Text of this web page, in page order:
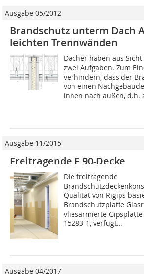
Ausgabe 05/2012
Brandschutz unterm Dach
leichten Trennwänden
Dächer haben aus
zwei Aufgaben. Zum
verhindern, dass der
von einen
innen nach außen, d.h.
Ausgabe 11/2015
Freitragende F 90-Decke
Die freitragende
Qualität von Rigips
Brandschutzplatte
vliesarmierte
15283-1, verfügt...
Ausgabe 04/2017